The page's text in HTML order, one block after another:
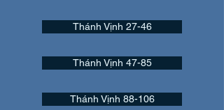
Thánh Vịnh 27-46
Thánh Vịnh 47-85
Thánh Vịnh 88-106